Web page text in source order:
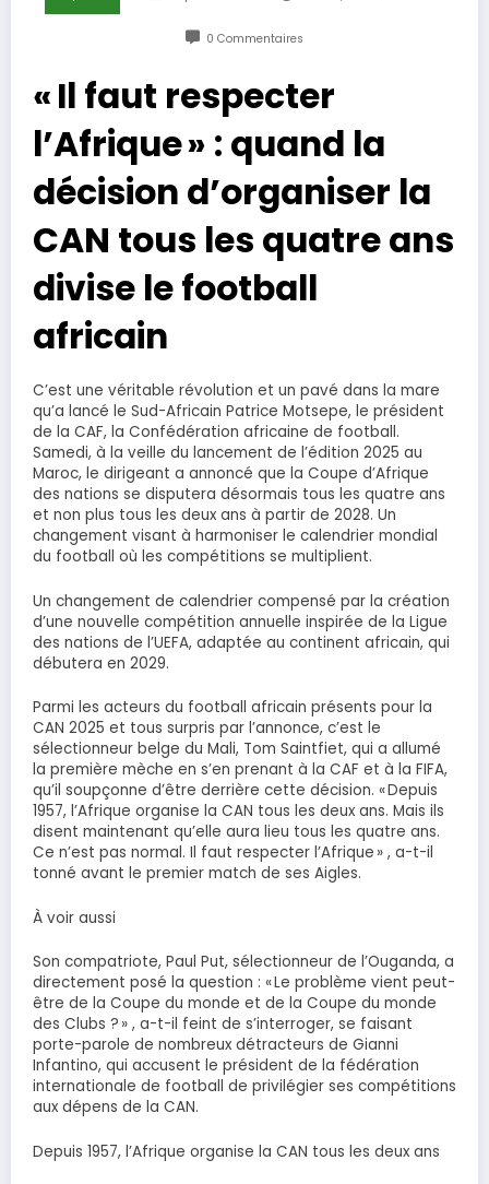
0 Commentaires
« Il faut respecter
l’Afrique » : quand la
décision d’organiser la
CAN tous les quatre ans
divise le football
africain
C’est une véritable révolution et un pavé dans la mare
qu’a lancé le Sud-Africain Patrice Motsepe, le président
de la CAF, la Confédération africaine de football.
Samedi, à la veille du lancement de l’édition 2025 au
Maroc, le dirigeant a annoncé que la Coupe d’Afrique
des nations se disputera désormais tous les quatre ans
et non plus tous les deux ans à partir de 2028. Un
changement visant à harmoniser le calendrier mondial
du football où les compétitions se multiplient.
Un changement de calendrier compensé par la création
d’une nouvelle compétition annuelle inspirée de la Ligue
des nations de l’UEFA, adaptée au continent africain, qui
débutera en 2029.
Parmi les acteurs du football africain présents pour la
CAN 2025 et tous surpris par l’annonce, c’est le
sélectionneur belge du Mali, Tom Saintfiet, qui a allumé
la première mèche en s’en prenant à la CAF et à la FIFA,
qu’il soupçonne d’être derrière cette décision. « Depuis
1957, l’Afrique organise la CAN tous les deux ans. Mais ils
disent maintenant qu’elle aura lieu tous les quatre ans.
Ce n’est pas normal. Il faut respecter l’Afrique » , a-t-il
tonné avant le premier match de ses Aigles.
À voir aussi
Son compatriote, Paul Put, sélectionneur de l’Ouganda, a
directement posé la question : « Le problème vient peut-
être de la Coupe du monde et de la Coupe du monde
des Clubs ? » , a-t-il feint de s’interroger, se faisant
porte-parole de nombreux détracteurs de Gianni
Infantino, qui accusent le président de la fédération
internationale de football de privilégier ses compétitions
aux dépens de la CAN.
Depuis 1957, l’Afrique organise la CAN tous les deux ans